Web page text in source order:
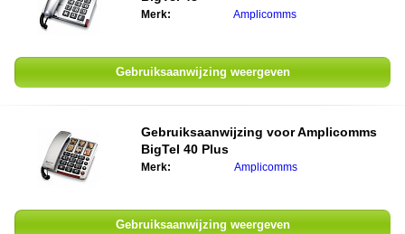
Merk: Amplicomms
Gebruiksaanwijzing weergeven
Gebruiksaanwijzing voorAmplicomms
BigTel 40 Plus
Merk: Amplicomms
Gebruiksaanwijzing weergeven